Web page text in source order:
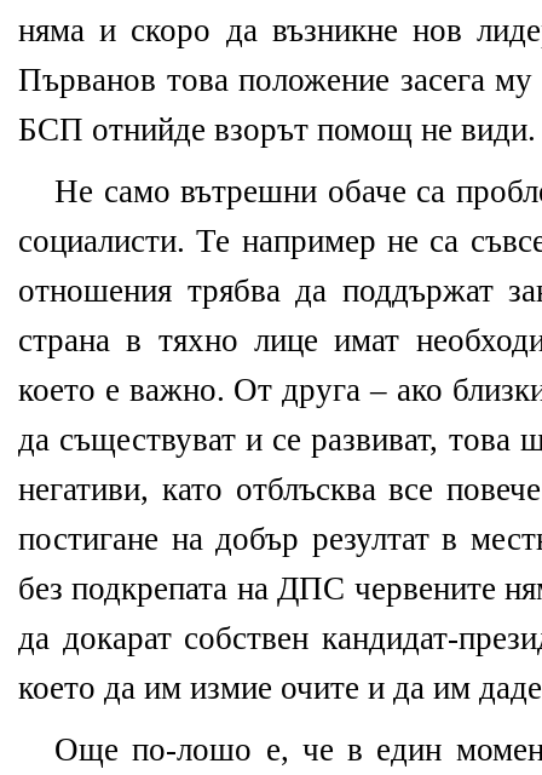
няма и скоро да възникне нов
Първанов това положение засега му
БСП отнийде взорът помощ не види.
Не само вътрешни обаче са
социалисти. Те например не са
отношения трябва да поддържат
страна в тяхно лице имат
което е важно. От друга – ако
да съществуват и се развиват,
негативи, като отблъсква все
постигане на добър резултат в
без подкрепата на ДПС червените
да докарат собствен кандидат-
което да им измие очите и да им
Още по-лошо е, че в един